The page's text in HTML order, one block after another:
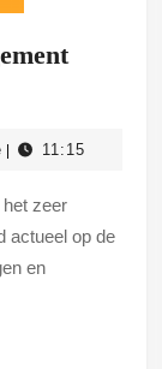
| 11:15
actueel op de
en